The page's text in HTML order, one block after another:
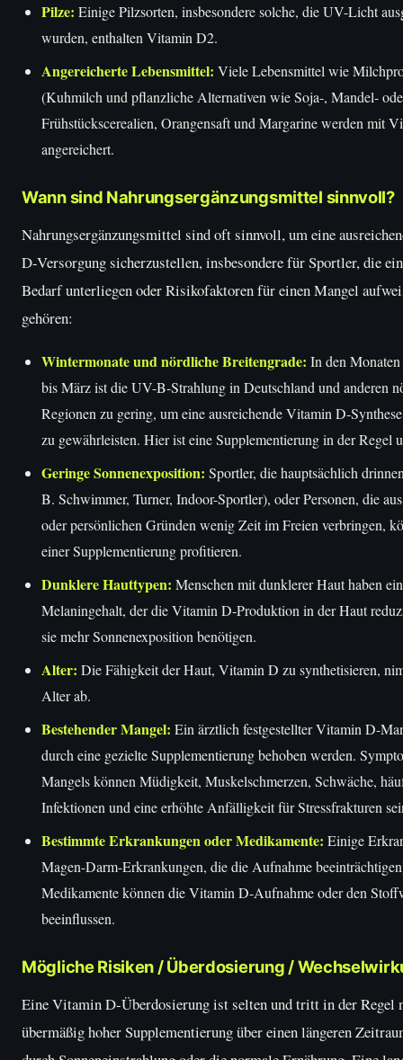
Pilze: Einige Pilzsorten, insbesondere solche, die UV-Licht
wurden, enthalten Vitamin D2.
Angereicherte Lebensmittel: Viele Lebensmittel wie
(Kuhmilch und pflanzliche Alternativen wie Soja-, Mandel-
Frühstückscerealien, Orangensaft und Margarine werden mit
angereichert.
Wann sind Nahrungsergänzungsmittel sinnvoll?
Nahrungsergänzungsmittel sind oft sinnvoll, um eine
D-Versorgung sicherzustellen, insbesondere für Sportler, die
Bedarf unterliegen oder Risikofaktoren für einen Mangel
gehören:
Wintermonate und nördliche Breitengrade: In den
bis März ist die UV-B-Strahlung in Deutschland und anderen
Regionen zu gering, um eine ausreichende Vitamin D-
zu gewährleisten. Hier ist eine Supplementierung in der Regel
Geringe Sonnenexposition: Sportler, die hauptsächlich
B. Schwimmer, Turner, Indoor-Sportler), oder Personen, die
oder persönlichen Gründen wenig Zeit im Freien verbringen,
einer Supplementierung profitieren.
Dunklere Hauttypen: Menschen mit dunklerer Haut haben
Melaningehalt, der die Vitamin D-Produktion in der Haut
sie mehr Sonnenexposition benötigen.
Alter: Die Fähigkeit der Haut, Vitamin D zu synthetisieren,
Alter ab.
Bestehender Mangel: Ein ärztlich festgestellter Vitamin D-
durch eine gezielte Supplementierung behoben werden.
Mangels können Müdigkeit, Muskelschmerzen, Schwäche,
Infektionen und eine erhöhte Anfälligkeit für Stressfrakturen
Bestimmte Erkrankungen oder Medikamente: Einige
Magen-Darm-Erkrankungen, die die Aufnahme
Medikamente können die Vitamin D-Aufnahme oder den
beeinflussen.
Mögliche Risiken / Überdosierung /
Eine Vitamin D-Überdosierung ist selten und tritt in der Regel
übermäßig hoher Supplementierung über einen längeren